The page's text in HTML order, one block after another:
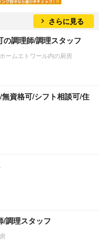
さらに見る
調理師/調理スタッフ
ームエトワール内の厨房
無資格可/シフト相談可/住
/調理スタッフ